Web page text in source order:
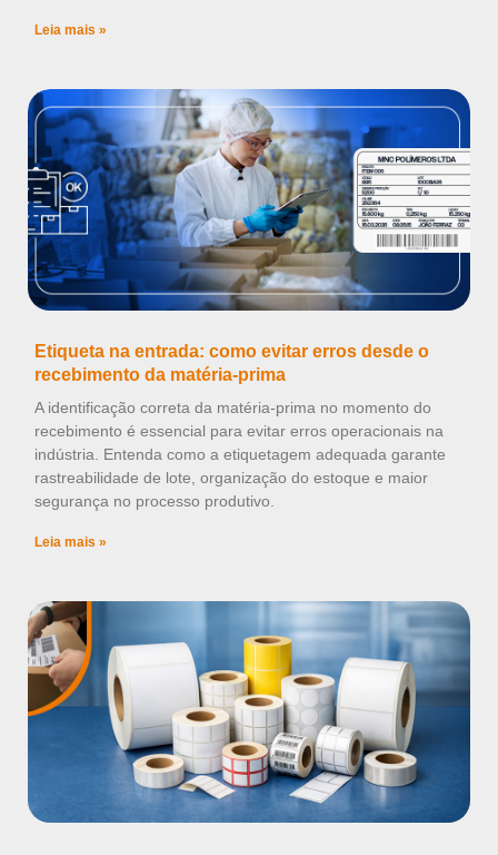
Leia mais »
Etiqueta na entrada: como evitar erros desde o
recebimento da matéria-prima
A identificação correta da matéria-prima no momento do
recebimento é essencial para evitar erros operacionais na
indústria. Entenda como a etiquetagem adequada garante
rastreabilidade de lote, organização do estoque e maior
segurança no processo produtivo.
Leia mais »